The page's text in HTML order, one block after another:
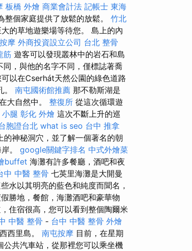
板橋 外燴 商業會計法 記帳士 東海
個家庭提供了放鬆的放鬆。 竹北
的草地遊樂場等待您。 島上的內
摩 外商投資設立公司 台北 整骨
筋 遊客可以發現叢林中的岩石和島
，與他的名字不同，僅標誌著喬
以在Cserhát天然公園的綠色道路
。 南屯國術館推薦 那不勒斯湖是
大自然中。 整復所 從這次循環遊
腿 彰化 外燴 這次不斷上升的巡
胞證台北 what is seo 台中 推拿
神秘洞穴，並了解一個著名的朝
。 google關鍵字排名 中式外燴菜
buffet 海灘有許多餐廳，酒吧和夜
中 中醫 整骨 七英里海灘是大開曼
水以其明亮的藍色和純度而聞名，
勝地，餐館，海灘酒吧和豪華物
住宿很高，您可以看到整個陶爾米
中醫 整骨 - 台中 中醫 整骨 外燴
西里島。 南屯按摩 目前，在星期
公共汽車站，從那裡您可以乘坐機